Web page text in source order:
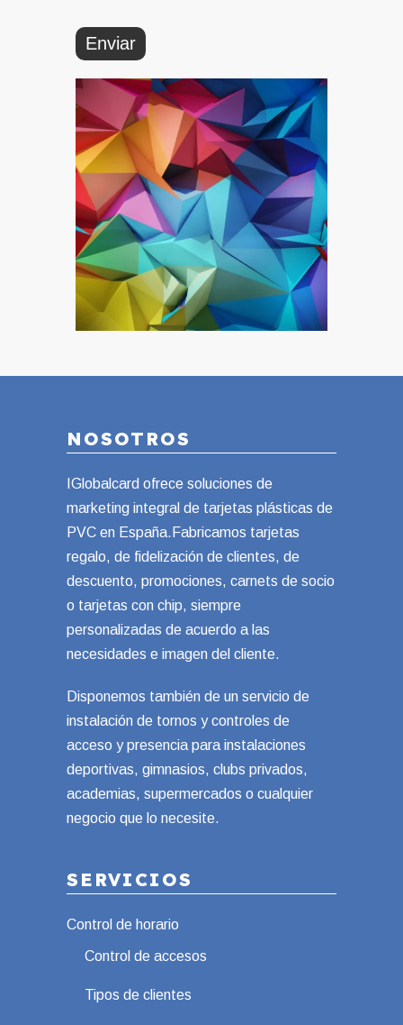
NOSOTROS
IGlobalcard ofrece soluciones de
marketing integral de tarjetas plásticas de
PVC en España.Fabricamos tarjetas
regalo, de fidelización de clientes, de
descuento, promociones, carnets de socio
o tarjetas con chip, siempre
personalizadas de acuerdo a las
necesidades e imagen del cliente.
Disponemos también de un servicio de
instalación de tornos y controles de
acceso y presencia para instalaciones
deportivas, gimnasios, clubs privados,
academias, supermercados o cualquier
negocio que lo necesite.
SERVICIOS
Control de horario
Control de accesos
Tipos de clientes